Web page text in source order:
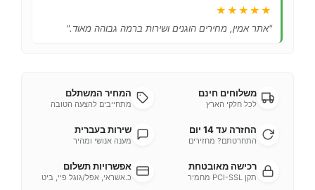
★★★★★
"אתר אמין, מחירים הוגנים ושירות ברמה גבוהה מאוד."
משלוחים חינם
לכל חלקי הארץ
המחיר המשתלם
מתחייבים להצעה הטובה
החזרה עד 14 יום
התחרטתם? מחזירים
שירות בעברית
מענה אנושי ומהיר
רכישה מאובטחת
תקן PCI-SSL מחמיר
אפשרויות תשלום
כ.אשראי, אפל/גוגל פיי, ביט